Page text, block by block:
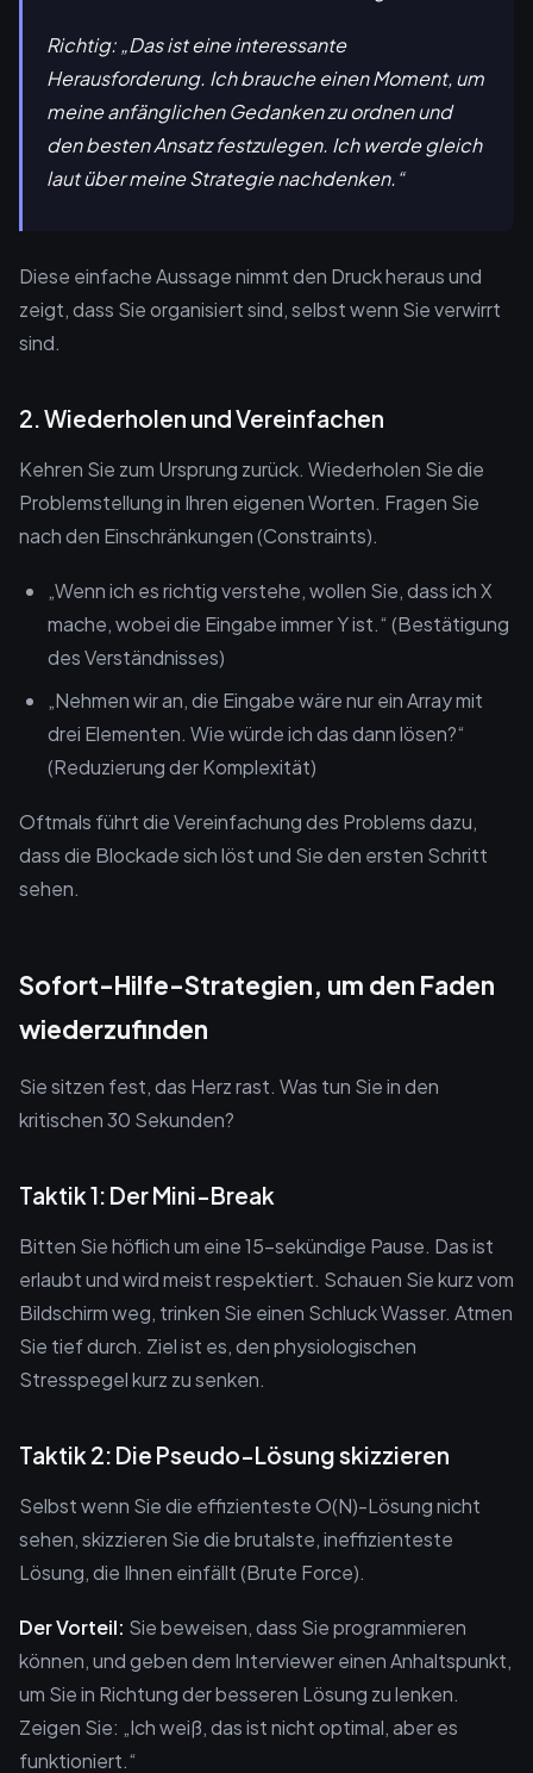
Richtig: „Das ist eine interessante
Herausforderung. Ich brauche einen Moment, um
meine anfänglichen Gedanken zu ordnen und
den besten Ansatz festzulegen. Ich werde gleich
laut über meine Strategie nachdenken.“
Diese einfache Aussage nimmt den Druck heraus und
zeigt, dass Sie organisiert sind, selbst wenn Sie verwirrt
sind.
2. Wiederholen und Vereinfachen
Kehren Sie zum Ursprung zurück. Wiederholen Sie die
Problemstellung in Ihren eigenen Worten. Fragen Sie
nach den Einschränkungen (Constraints).
„Wenn ich es richtig verstehe, wollen Sie, dass ich X
mache, wobei die Eingabe immer Y ist.“ (Bestätigung
des Verständnisses)
„Nehmen wir an, die Eingabe wäre nur ein Array mit
drei Elementen. Wie würde ich das dann lösen?“
(Reduzierung der Komplexität)
Oftmals führt die Vereinfachung des Problems dazu,
dass die Blockade sich löst und Sie den ersten Schritt
sehen.
Sofort-Hilfe-Strategien, um den Faden
wiederzufinden
Sie sitzen fest, das Herz rast. Was tun Sie in den
kritischen 30 Sekunden?
Taktik 1: Der Mini-Break
Bitten Sie höflich um eine 15-sekündige Pause. Das ist
erlaubt und wird meist respektiert. Schauen Sie kurz vom
Bildschirm weg, trinken Sie einen Schluck Wasser. Atmen
Sie tief durch. Ziel ist es, den physiologischen
Stresspegel kurz zu senken.
Taktik 2: Die Pseudo-Lösung skizzieren
Selbst wenn Sie die effizienteste O(N)-Lösung nicht
sehen, skizzieren Sie die brutalste, ineffizienteste
Lösung, die Ihnen einfällt (Brute Force).
Der Vorteil: Sie beweisen, dass Sie programmieren
können, und geben dem Interviewer einen Anhaltspunkt,
um Sie in Richtung der besseren Lösung zu lenken.
Zeigen Sie: „Ich weiß, das ist nicht optimal, aber es
funktioniert.“